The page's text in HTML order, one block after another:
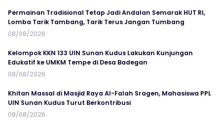
Permainan Tradisional Tetap Jadi Andalan Semarak HUT RI,
Lomba Tarik Tambang, Tarik Terus Jangan Tumbang
08/08/2026
Kelompok KKN 133 UIN Sunan Kudus Lakukan Kunjungan
Edukatif ke UMKM Tempe di Desa Badegan
08/08/2026
Khitan Massal di Masjid Raya Al-Falah Sragen, Mahasiswa PPL
UIN Sunan Kudus Turut Berkontribusi
08/08/2026